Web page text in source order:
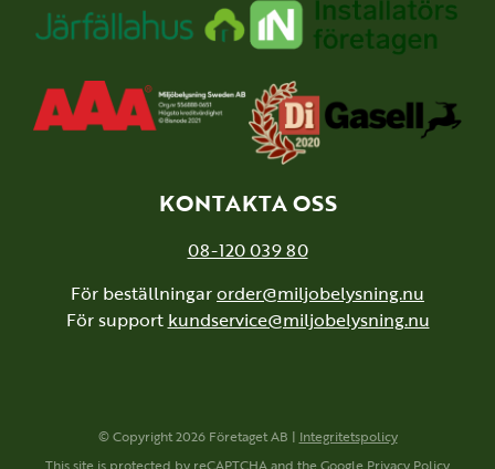
KONTAKTA OSS
08-120 039 80
För beställningarorder@miljobelysning.nu
För support kundservice@miljobelysning.nu
© Copyright 2026 Företaget AB | Integritetspolicy
This site is protected by reCAPTCHA and the Google Privacy Policy